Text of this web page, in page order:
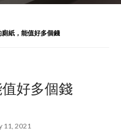
廁紙，能值好多個錢
好多個錢
11, 2021